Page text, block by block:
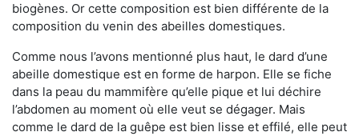
biogènes. Or cette composition est bien différente de la
composition du venin des abeilles domestiques.
Comme nous l’avons mentionné plus haut, le dard d’une
abeille domestique est en forme de harpon. Elle se fiche
dans la peau du mammifère qu’elle pique et lui déchire
l’abdomen au moment où elle veut se dégager. Mais
comme le dard de la guêpe est bien lisse et effilé, elle peut